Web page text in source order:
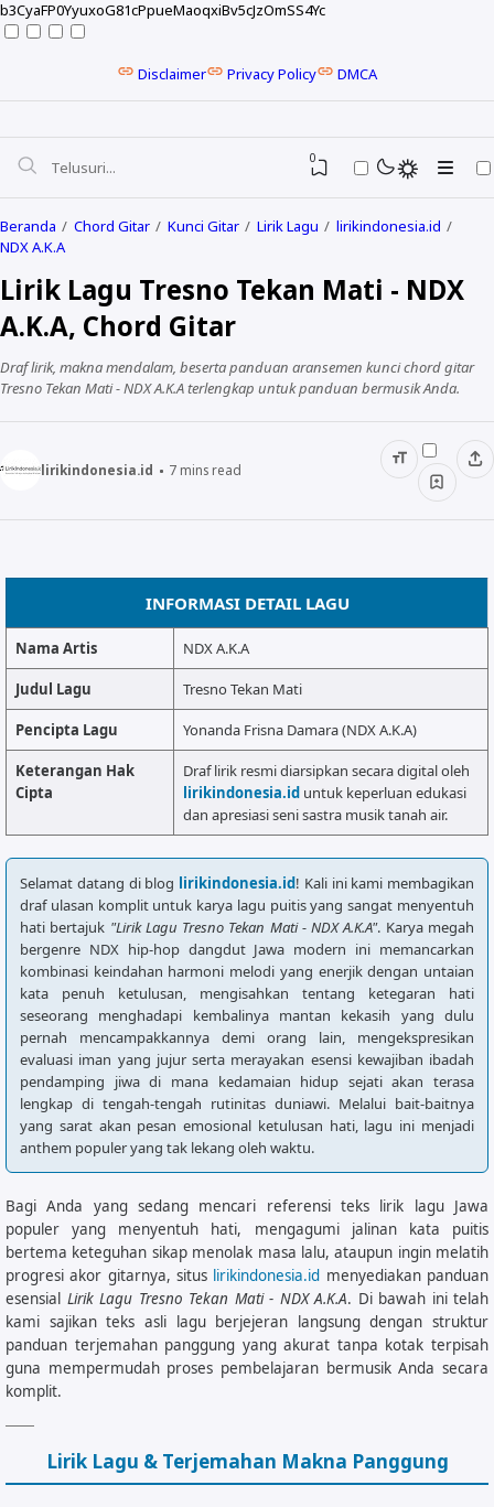
b3CyaFP0YyuxoG81cPpueMaoqxiBv5cJzOmSS4Yc
Disclaimer Privacy Policy DMCA
0
Beranda Chord Gitar Kunci Gitar Lirik Lagu
lirikindonesia.id
NDX A.K.A
Lirik Lagu Tresno Tekan Mati - NDX
A.K.A, Chord Gitar
Draf lirik, makna mendalam, beserta panduan aransemen kunci chord gitar
Tresno Tekan Mati - NDX A.K.A terlengkap untuk panduan bermusik Anda.
lirikindonesia.id 7mins read
INFORMASI DETAIL LAGU
Nama Artis NDX A.K.A
Judul Lagu Tresno Tekan Mati
Pencipta Lagu Yonanda Frisna Damara (NDX A.K.A)
Keterangan Hak
Cipta
Draf lirik resmi diarsipkan secara digital oleh
lirikindonesia.id untuk keperluan edukasi
dan apresiasi seni sastra musik tanah air.
Selamat datang di blog lirikindonesia.id! Kali ini kami membagikan
draf ulasan komplit untuk karya lagu puitis yang sangat menyentuh
hati bertajuk "Lirik Lagu Tresno Tekan Mati - NDX A.K.A". Karya megah
bergenre NDX hip-hop dangdut Jawa modern ini memancarkan
kombinasi keindahan harmoni melodi yang enerjik dengan untaian
kata penuh ketulusan, mengisahkan tentang ketegaran hati
seseorang menghadapi kembalinya mantan kekasih yang dulu
pernah mencampakkannya demi orang lain, mengekspresikan
evaluasi iman yang jujur serta merayakan esensi kewajiban ibadah
pendamping jiwa di mana kedamaian hidup sejati akan terasa
lengkap di tengah-tengah rutinitas duniawi. Melalui bait-baitnya
yang sarat akan pesan emosional ketulusan hati, lagu ini menjadi
anthem populer yang tak lekang oleh waktu.
Bagi Anda yang sedang mencari referensi teks lirik lagu Jawa
populer yang menyentuh hati, mengagumi jalinan kata puitis
bertema keteguhan sikap menolak masa lalu, ataupun ingin melatih
progresi akor gitarnya, situs lirikindonesia.id menyediakan panduan
esensial Lirik Lagu Tresno Tekan Mati - NDX A.K.A. Di bawah ini telah
kami sajikan teks asli lagu berjejeran langsung dengan struktur
panduan terjemahan panggung yang akurat tanpa kotak terpisah
guna mempermudah proses pembelajaran bermusik Anda secara
komplit.
Lirik Lagu & Terjemahan Makna Panggung